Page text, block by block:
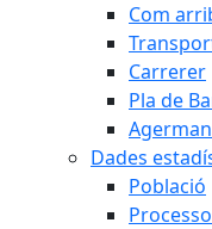
Com
Carrerer
Pla de
Dades
Població